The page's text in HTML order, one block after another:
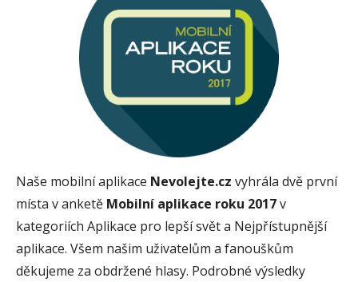
Naše mobilní aplikace Nevolejte.cz vyhrála dvě první
místa v anketě Mobilní aplikace roku 2017v
kategoriích Aplikace pro lepší svět a Nejpřístupnější
aplikace. Všem našim uživatelům a fanouškům
děkujeme za obdržené hlasy. Podrobné výsledky